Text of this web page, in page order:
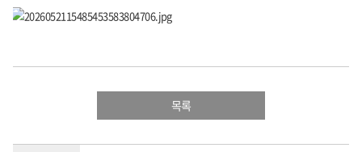
목록